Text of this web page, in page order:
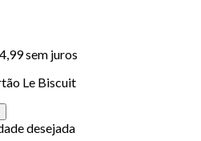
sem juros
Le Biscuit
desejada